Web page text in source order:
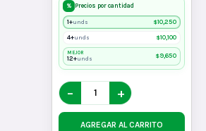
% Precios por cantidad
1+unds $10,250
4+unds $10,100
MEJOR
12+unds $9,650
− +
AGREGAR AL CARRITO